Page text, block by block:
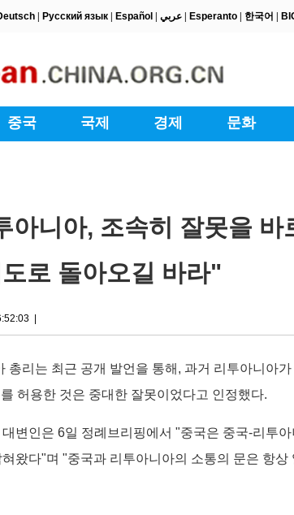
아니아, 조속히 잘못을
로 돌아오길 바라"
총리는 최근 공개 발언을 통해, 과거 리투아니아가
허용한 것은 중대한 잘못이었다고 인정했다.
변인은 6일 정례브리핑에서 "중국은 중국-리투아
왔다"며 "중국과 리투아니아의 소통의 문은 항상